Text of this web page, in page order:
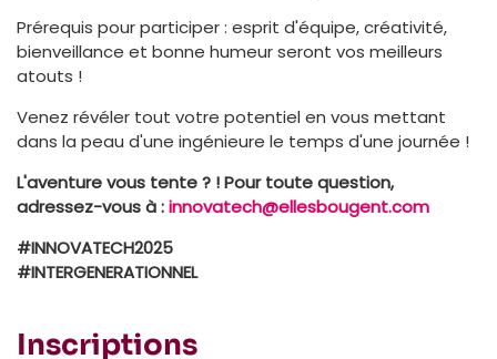
Prérequis pour participer : esprit d'équipe, créativité,
bienveillance et bonne humeur seront vos meilleurs
atouts !
Venez révéler tout votre potentiel en vous mettant
dans la peau d'une ingénieure le temps d'une journée !
L'aventure vous tente ? ! Pour toute question,
adressez-vous à :innovatech@ellesbougent.com
#INNOVATECH2025
#INTERGENERATIONNEL
Inscriptions